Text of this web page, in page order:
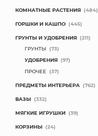
КОМНАТНЫЕ РАСТЕНИЯ (484)
ГОРШКИ И КАШПО (445)
ГРУНТЫ И УДОБРЕНИЯ (211)
ГРУНТЫ (73)
УДОБРЕНИЯ (97)
ПРОЧЕЕ (37)
ПРЕДМЕТЫ ИНТЕРЬЕРА (762)
ВАЗЫ (332)
МЯГКИЕ ИГРУШКИ (39)
КОРЗИНЫ (24)